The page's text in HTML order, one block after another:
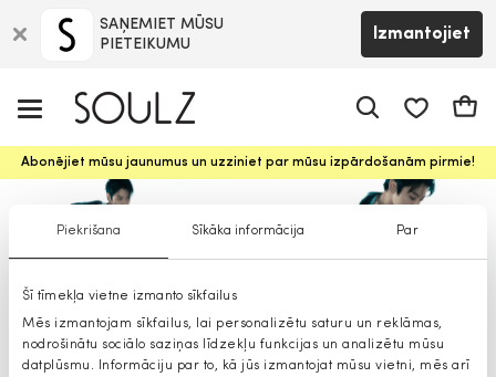
Piekrišana Sīkāka informācija Par
Šī tīmekļa vietne izmanto sīkfailus
Mēs izmantojam sīkfailus, lai personalizētu saturu un reklāmas,
nodrošinātu sociālo saziņas līdzekļu funkcijas un analizētu mūsu
datplūsmu. Informāciju par to, kā jūs izmantojat mūsu vietni, mēs arī
SAŅEMIET MŪSU
PIETEIKUMU
Izmantojiet
Abonējiet mūsu jaunumus un uzziniet par mūsu izpārdošanām pirmie!
Calvin Klein Jeans maki